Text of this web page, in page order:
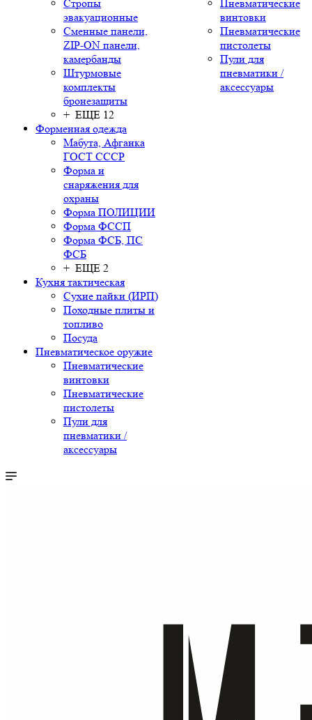
Стропы
эвакуационные
Сменные панели,
ZIP-ON панели,
камербанды
Штурмовые
комплекты
бронезащиты
+ ЕЩЕ 12
Форменная одежда
Мабута, Афганка
ГОСТ СССР
Форма и
снаряжения для
охраны
Форма ПОЛИЦИИ
Форма ФССП
Форма ФСБ, ПС
ФСБ
+ ЕЩЕ 2
Кухня тактическая
Сухие пайки (ИРП)
Походные плиты и
топливо
Посуда
Пневматическое оружие
Пневматические
винтовки
Пневматические
пистолеты
Пули для
пневматики /
аксессуары
Пневматические
винтовки
Пневматические
пистолеты
Пули для
пневматики /
аксессуары